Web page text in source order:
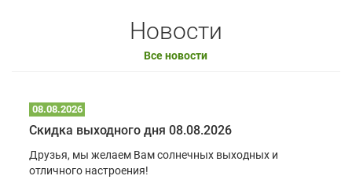
Новости
Все новости
08.08.2026
Скидка выходного дня 08.08.2026
Друзья, мы желаем Вам солнечных выходных и
отличного настроения!